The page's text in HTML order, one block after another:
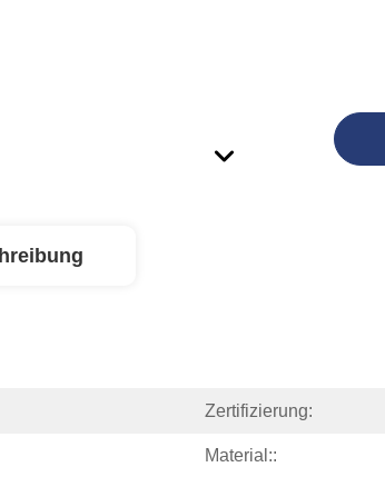
Zertifizierung:
Material::